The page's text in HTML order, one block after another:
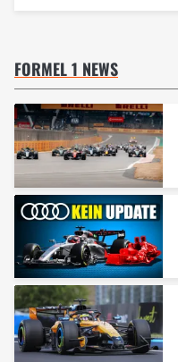
FORMEL 1 NEWS